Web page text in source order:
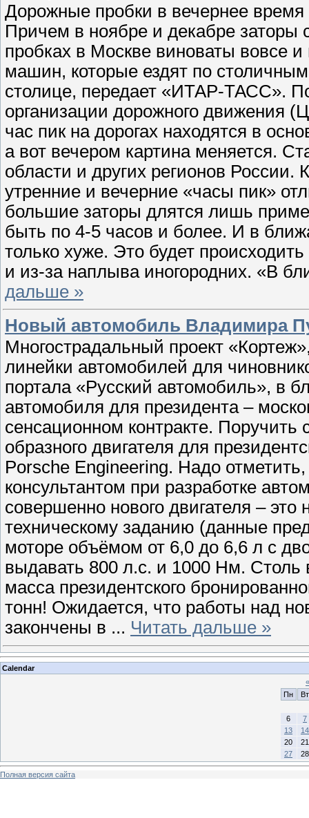
Дорожные пробки в вечернее время
Причем в ноябре и декабре заторы
пробках в Москве виноваты вовсе
машин, которые ездят по
столице, передает «ИТАР-ТАСС».
организации дорожного движения
час пик на дорогах находятся в
а вот вечером картина меняется.
области и других регионов России.
утренние и вечерние «часы пик»
большие заторы длятся лишь
быть по 4-5 часов и более. И в
только хуже. Это будет
и из-за наплыва иногородних. «В
дальше »
Новый автомобиль Владимира
Многострадальный проект
линейки автомобилей для
портала «Русский автомобиль», в
автомобиля для президента –
сенсационном контракте. Поручить
образного двигателя для
Porsche Engineering. Надо
консультантом при разработке
совершенно нового двигателя –
техническому заданию (данные
моторе объёмом от 6,0 до 6,6 л с
выдавать 800 л.с. и 1000 Нм.
масса президентского
тонн! Ожидается, что работы над
закончены в ... Читать дальше »
Calendar
«
Пн
Вт
6
7
13
14
20
21
27
28
Полная версия сайта